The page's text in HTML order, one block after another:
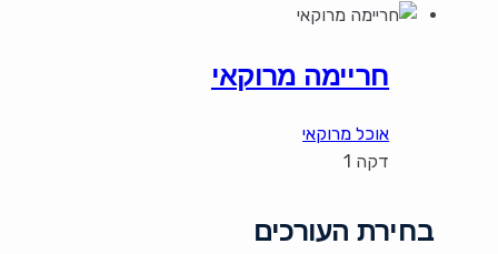
חריימה מרוקאי
אוכל מרוקאי
דקה 1
בחירת העורכים